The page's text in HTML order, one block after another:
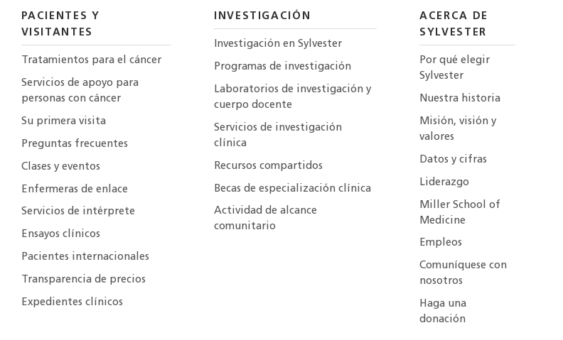
PACIENTES Y
VISITANTES
Tratamientos para el cáncer
Servicios de apoyo para
personas con cáncer
Su primera visita
Preguntas frecuentes
Clases y eventos
Enfermeras de enlace
Servicios de intérprete
Ensayos clínicos
Pacientes internacionales
Transparencia de precios
Expedientes clínicos
INVESTIGACIÓN
Investigación en Sylvester
Programas de investigación
Laboratorios de investigación y
cuerpo docente
Servicios de investigación
clínica
Recursos compartidos
Becas de especialización clínica
Actividad de alcance
comunitario
ACERCA DE
SYLVESTER
Por qué elegir
Sylvester
Nuestra historia
Misión, visión y
valores
Datos y cifras
Liderazgo
Miller School of
Medicine
Empleos
Comuníquese con
nosotros
Haga una
donación